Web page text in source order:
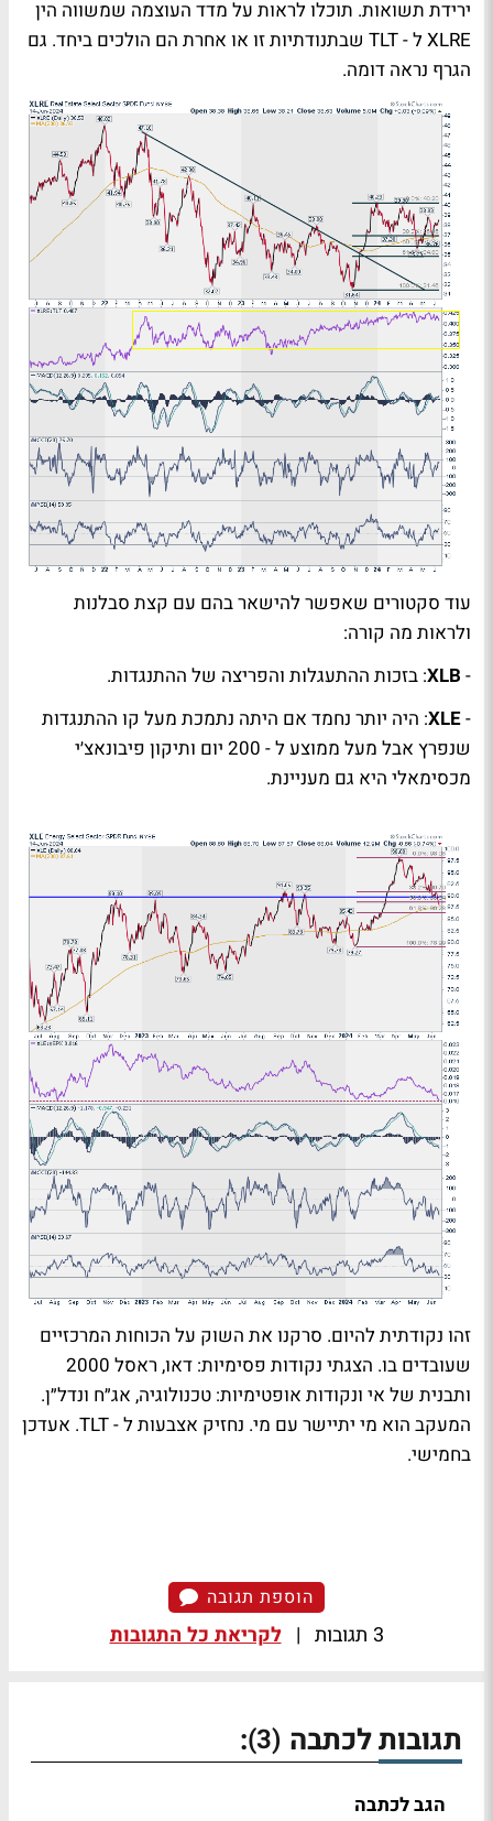
ירידת תשואות. תוכלו לראות על מדד העוצמה שמשווה הין
XLREל -TLT שבתנודתיות זו או אחרת הם הולכים ביחד. גם
הגרף נראה דומה.
עוד סקטורים שאפשר להישאר בהם עם קצת סבלנות
ולראות מה קורה:
-
XLB: בזכות ההתעגלות והפריצה של ההתנגדות.
-
XLE: היה יותר נחמד אם היתה נתמכת מעל קו ההתנגדות
שנפרץ אבל מעל ממוצע ל - 200 יום ותיקון פיבונאצ׳י
מכסימאלי היא גם מעניינת.
זהו נקודתית להיום. סרקנו את השוק על הכוחות המרכזיים
שעובדים בו. הצגתי נקודות פסימיות: דאו, ראסל 2000
ותבנית של אי ונקודות אופטימיות: טכנולוגיה, אג״ח ונדל״ן.
המעקב הוא מי יתיישר עם מי. נחזיק אצבעות ל -TLT. אעדכן
בחמישי.
הוספת תגובה
3 תגובות | לקריאת כל התגובות
תגובות לכתבה (3)
:
הגב לכתבה